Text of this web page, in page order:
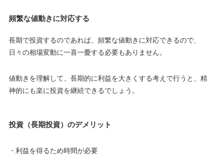
頻繁な値動きに対応する
長期で投資するのであれば、頻繁な値動きに対応できるので、
日々の相場変動に一喜一憂する必要もありません。
値動きを理解して、長期的に利益を大きくする考えで行うと、精
神的にも楽に投資を継続できるでしょう。
投資（長期投資）のデメリット
・利益を得るため時間が必要